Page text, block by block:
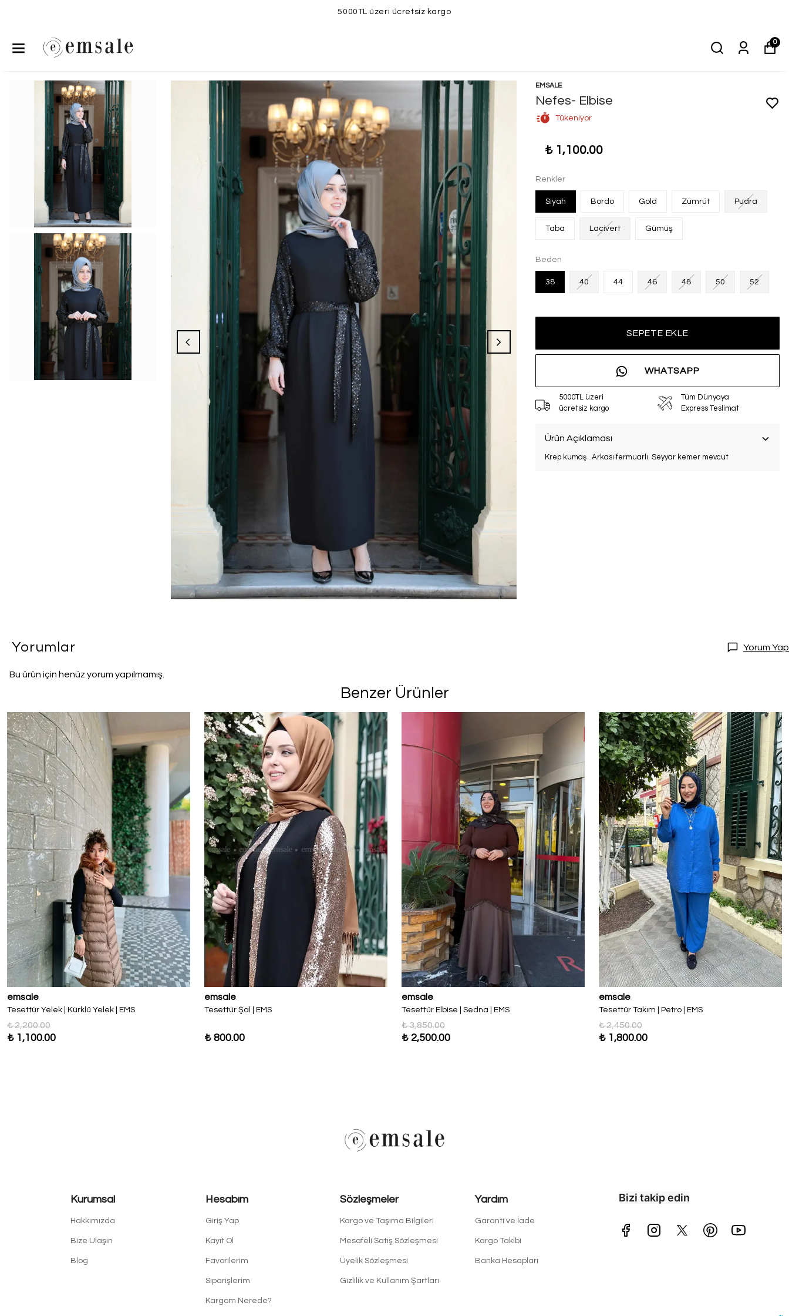
5000TL üzeri ücretsiz kargo
0
EMSALE
Nefes- Elbise
Tükeniyor
₺ 1,100.00
Renkler
Siyah Bordo Gold Zümrüt Pudra
Taba Lacivert Gümüş
Beden
38 40 44 46 48 50 52
SEPETE EKLE
WHATSAPP
5000TL üzeri
ücretsiz kargo
Tüm Dünyaya
Express Teslimat
Ürün Açıklaması
Krep kumaş . Arkası fermuarlı. Seyyar kemer mevcut
Yorumlar Yorum Yap
Bu ürün için henüz yorum yapılmamış.
Benzer Ürünler
emsale
Tesettür Yelek | Kürklü Yelek | EMS
₺ 2,200.00
₺ 1,100.00
emsale
Tesettür Şal | EMS
₺ 800.00
emsale
Tesettür Elbise | Sedna | EMS
₺ 3,850.00
₺ 2,500.00
emsale
Tesettür Takım | Petro | EMS
₺ 2,450.00
₺ 1,800.00
Kurumsal
Hakkımızda
Bize Ulaşın
Blog
Hesabım
Giriş Yap
Kayıt Ol
Favorilerim
Siparişlerim
Kargom Nerede?
Sözleşmeler
Kargo ve Taşıma Bilgileri
Mesafeli Satış Sözleşmesi
Üyelik Sözleşmesi
Gizlilik ve Kullanım Şartları
Yardım
Garanti ve İade
Kargo Takibi
Banka Hesapları
Bizi takip edin